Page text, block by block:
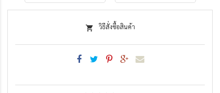
วิธีสั่งซื้อสินค้า